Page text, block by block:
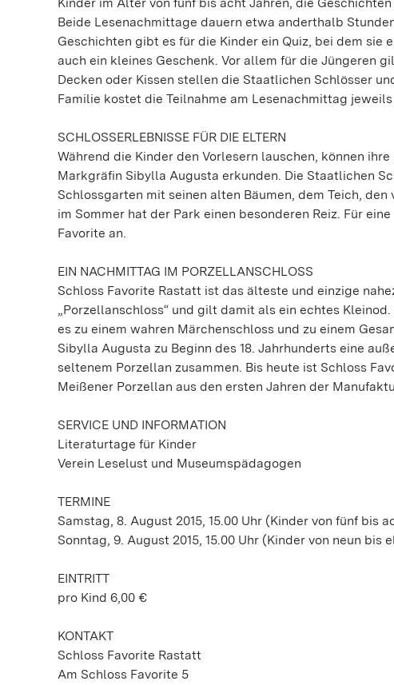
Beide Lesenachmittage dauern etwa anderthalb
Geschichten gibt es für die Kinder ein Quiz, bei dem
auch ein kleines Geschenk. Vor allem für die Jüngeren
Decken oder Kissen stellen die Staatlichen Schlösser
Familie kostet die Teilnahme am Lesenachmittag
SCHLOSSERLEBNISSE FÜR DIE ELTERN
Während die Kinder den Vorlesern lauschen, können
Markgräfin Sibylla Augusta erkunden. Die Staatlichen
Schlossgarten mit seinen alten Bäumen, dem Teich,
im Sommer hat der Park einen besonderen Reiz. Für
Favorite an.
EIN NACHMITTAG IM PORZELLANSCHLOSS
Schloss Favorite Rastatt ist das älteste und einzige
„Porzellanschloss“ und gilt damit als ein echtes
es zu einem wahren Märchenschloss und zu einem
Sibylla Augusta zu Beginn des 18. Jahrhunderts eine
seltenem Porzellan zusammen. Bis heute ist Schloss
Meißener Porzellan aus den ersten Jahren der
SERVICE UND INFORMATION
Literaturtage für Kinder
Verein Leselust und Museumspädagogen
TERMINE
Samstag, 8. August 2015, 15.00 Uhr (Kinder von fünf bis
Sonntag, 9. August 2015, 15.00 Uhr (Kinder von neun bis
EINTRITT
pro Kind 6,00 €
KONTAKT
Schloss Favorite Rastatt
Am Schloss Favorite 5